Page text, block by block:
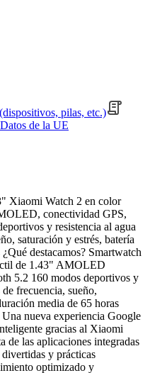
pilas, etc.)
de la UE
Xiaomi Watch 2 en color
conectividad GPS,
y resistencia al agua
saturación y estrés, batería
destacamos? Smartwatch
de 1.43" AMOLED
5.2 160 modos deportivos y
frecuencia, sueño,
media de 65 horas
nueva experiencia Google
gracias al Xiaomi
de las aplicaciones integradas
y prácticas
optimizado y